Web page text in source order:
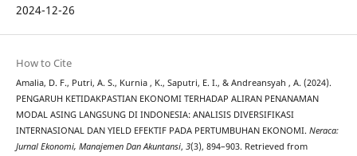
2024-12-26
How to Cite
Amalia, D. F., Putri, A. S., Kurnia , K., Saputri, E. I., & Andreansyah , A. (2024).
PENGARUH KETIDAKPASTIAN EKONOMI TERHADAP ALIRAN PENANAMAN
MODAL ASING LANGSUNG DI INDONESIA: ANALISIS DIVERSIFIKASI
INTERNASIONAL DAN YIELD EFEKTIF PADA PERTUMBUHAN EKONOMI. Neraca:
Jurnal Ekonomi, Manajemen Dan Akuntansi, 3(3), 894–903. Retrieved from